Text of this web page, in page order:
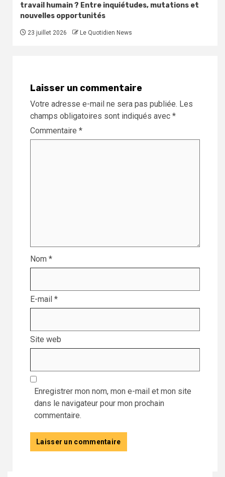
travail humain ? Entre inquiétudes, mutations et
nouvelles opportunités
23 juillet 2026 Le Quotidien News
Laisser un commentaire
Votre adresse e-mail ne sera pas publiée. Les
champs obligatoires sont indiqués avec *
Commentaire *
Nom *
E-mail *
Site web
Enregistrer mon nom, mon e-mail et mon site
dans le navigateur pour mon prochain
commentaire.